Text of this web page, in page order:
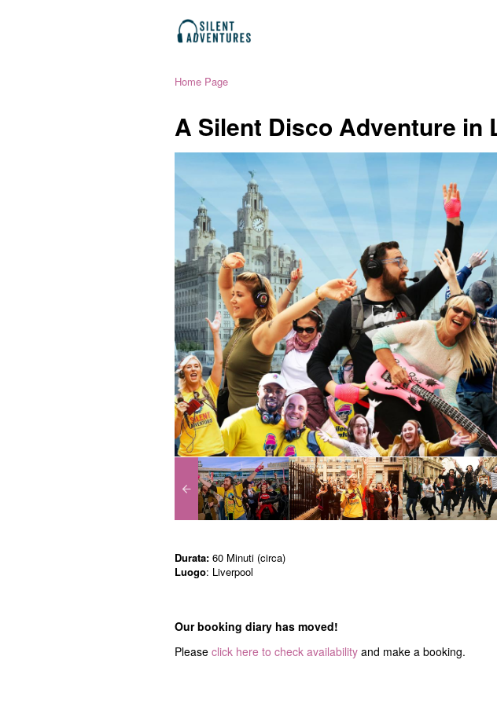
Home Page
A Silent Disco Adventure in
Durata: 60 Minuti (circa)
Luogo: Liverpool
Our booking diary has moved!
Please click here to check availability and make a booking.